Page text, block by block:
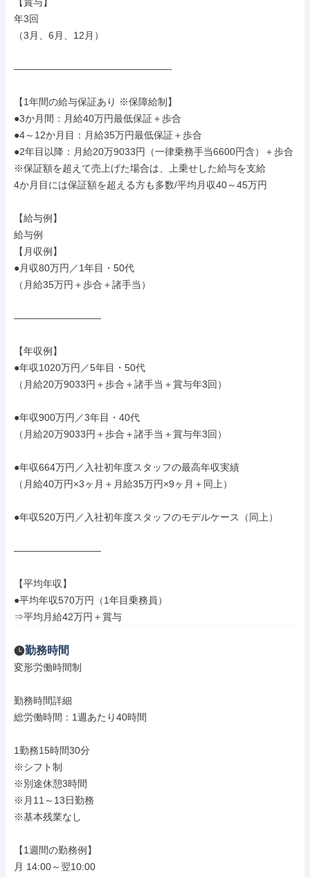
年3回
（3月、6月、12月）
――――――――――――――――-
【1年間の給与保証あり ※保障給制】
●3か月間：月給40万円最低保証＋歩合
●4～12か月目：月給35万円最低保証＋歩合
●2年目以降：月給20万9033円（一律乗務手当6600円含）＋歩合
※保証額を超えて売上げた場合は、上乗せした給与を支給
4か月目には保証額を超える方も多数/平均月収40～45万円
【給与例】
給与例
【月収例】
●月収80万円／1年目・50代
（月給35万円＋歩合＋諸手当）
―――――――――
【年収例】
●年収1020万円／5年目・50代
（月給20万9033円＋歩合＋諸手当＋賞与年3回）
●年収900万円／3年目・40代
（月給20万9033円＋歩合＋諸手当＋賞与年3回）
●年収664万円／入社初年度スタッフの最高年収実績
（月給40万円×3ヶ月＋月給35万円×9ヶ月＋同上）
●年収520万円／入社初年度スタッフのモデルケース（同上）
―――――――――
【平均年収】
●平均年収570万円（1年目乗務員）
⇒平均月給42万円＋賞与
勤務時間
変形労働時間制
勤務時間詳細
総労働時間：1週あたり40時間
1勤務15時間30分
※シフト制
※別途休憩3時間
※月11～13日勤務
※基本残業なし
【1週間の勤務例】
月 14:00～翌10:00